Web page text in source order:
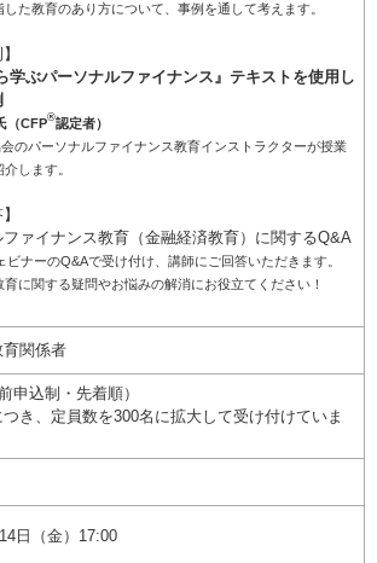
た教育のあり方について、事例を通して考えます。
学ぶパーソナルファイナンス』テキストを使用し
（CFP®認定者）
のパーソナルファイナンス教育インストラクターが授業
します。
ァイナンス教育（⾦融経済教育）に関するQ&A
ビナーのQ&Aで受け付け、講師にご回答いただきます。
に関する疑問やお悩みの解消にお役⽴てください！
関係者
申込制・先着順）
き、定員数を300名に拡大して受け付けていま
日（金）17:00